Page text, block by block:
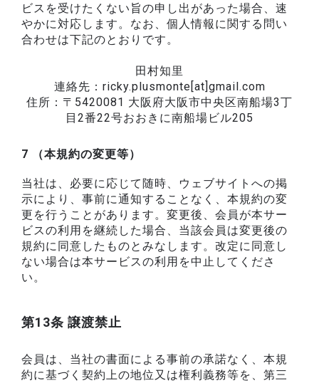
ビスを受けたくない旨の申し出があった場合、速
やかに対応します。なお、個人情報に関する問い
合わせは下記のとおりです。
田村知里
連絡先：ricky.plusmonte[at]gmail.com
住所：〒5420081 大阪府大阪市中央区南船場3丁
目2番22号おおきに南船場ビル205
7 （本規約の変更等）
当社は、必要に応じて随時、ウェブサイトへの掲
示により、事前に通知することなく、本規約の変
更を行うことがあります。変更後、会員が本サー
ビスの利用を継続した場合、当該会員は変更後の
規約に同意したものとみなします。改定に同意し
ない場合は本サービスの利用を中止してくださ
い。
第13条 譲渡禁止
会員は、当社の書面による事前の承諾なく、本規
約に基づく契約上の地位又は権利義務等を、第三